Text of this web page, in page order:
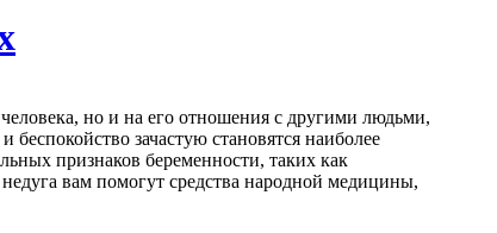
человека, но и на его отношения с другими людьми,
зачастую становятся наиболее
признаков беременности, таких как
вам помогут средства народной медицины,